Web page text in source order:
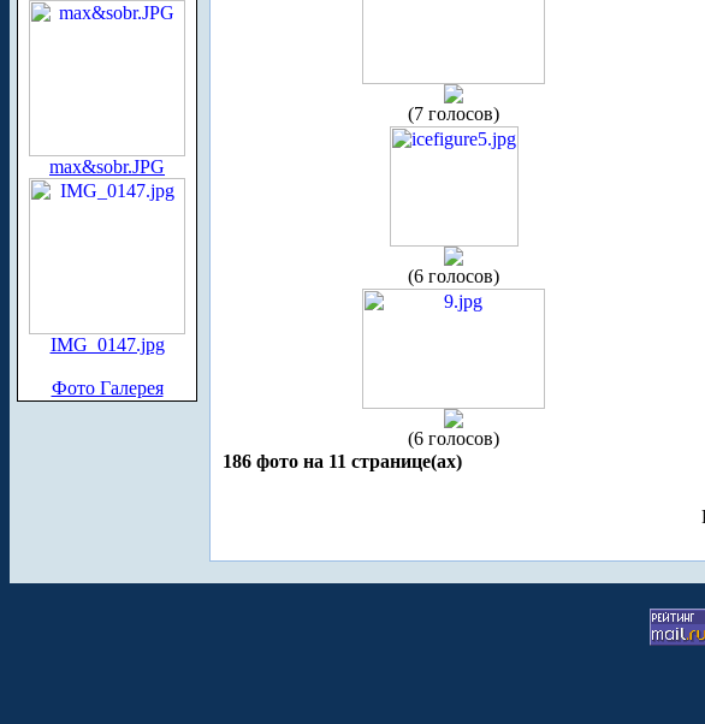
max&sobr.JPG
IMG_0147.jpg
Фото Галерея
(7 голосов)
(6 голосов)
(6 голосов)
186 фото на 11 странице(ах)